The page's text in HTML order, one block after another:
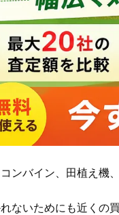
ンバイン、田植え機
ないためにも近くの